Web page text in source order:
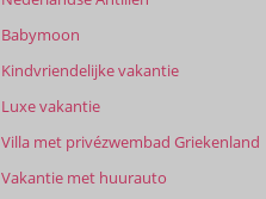
Babymoon
Kindvriendelijke vakantie
Luxe vakantie
Villa met privézwembad Griekenland
Vakantie met huurauto